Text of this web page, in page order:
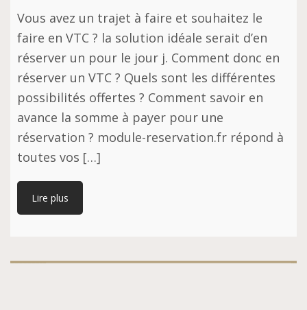
Vous avez un trajet à faire et souhaitez le
faire en VTC ? la solution idéale serait d’en
réserver un pour le jour j. Comment donc en
réserver un VTC ? Quels sont les différentes
possibilités offertes ? Comment savoir en
avance la somme à payer pour une
réservation ? module-reservation.fr répond à
toutes vos […]
Lire plus